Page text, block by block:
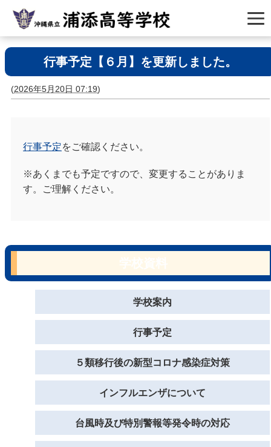
行事予定【６月】を更新しました。
(2026年5月20日 07:19)
行事予定をご確認ください。
※あくまでも予定ですので、変更することがありま
す。ご理解ください。
学校案内
行事予定
５類移行後の新型コロナ感染症対策
インフルエンザについて
台風時及び特別警報等発令時の対応